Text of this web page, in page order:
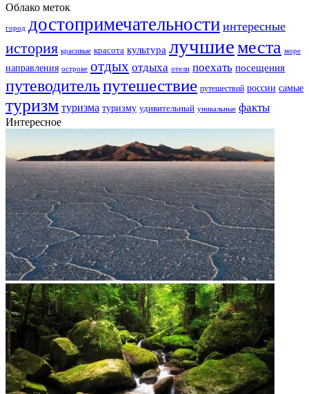
Облако меток
город достопримечательности интересные
история красивые красота культура лучшиеместа море
направления острове отдых отдыха отели поехать посещения
путеводительпутешествие путешествий россии самые
туризм туризма туризму удивительный уникальные факты
Интересное